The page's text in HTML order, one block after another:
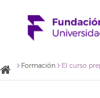
Formación